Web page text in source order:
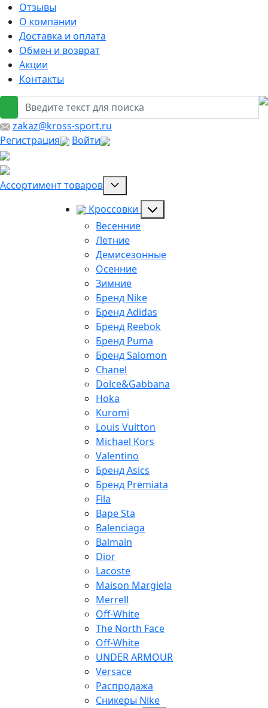
Отзывы
О компании
Доставка и оплата
Обмен и возврат
Акции
Контакты
zakaz@kross-sport.ru
Регистрация
Войти
Ассортимент товаров
Кроссовки
Весенние
Летние
Демисезонные
Осенние
Зимние
Бренд Nike
Бренд Adidas
Бренд Reebok
Бренд Puma
Бренд Salomon
Chanel
Dolce&Gabbana
Hoka
Kuromi
Louis Vuitton
Michael Kors
Valentino
Бренд Asics
Бренд Premiata
Fila
Bape Sta
Balenciaga
Balmain
Dior
Lacoste
Maison Margiela
Merrell
Off-White
The North Face
Off-White
UNDER ARMOUR
Versace
Распродажа
Сникеры Nike